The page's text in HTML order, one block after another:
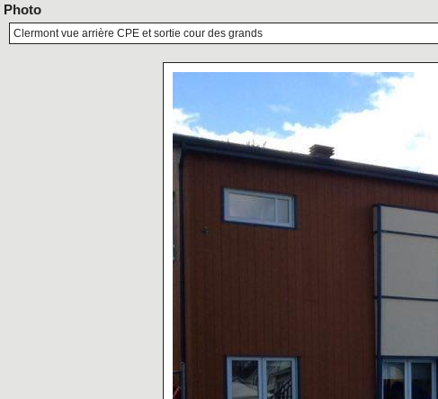
Photo
Clermont vue arrière CPE et sortie cour des grands